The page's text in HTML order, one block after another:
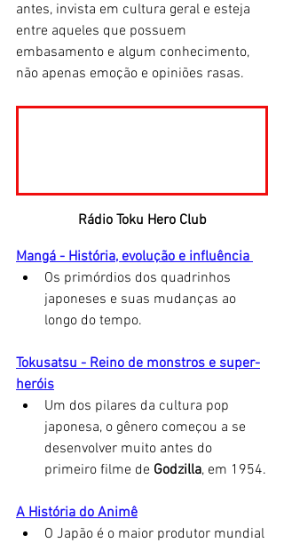
antes, invista em cultura geral e esteja
entre aqueles que possuem
embasamento e algum conhecimento,
não apenas emoção e opiniões rasas.
Rádio Toku Hero Club
Mangá - História, evolução e influência
Os primórdios dos quadrinhos
japoneses e suas mudanças ao
longo do tempo.
Tokusatsu - Reino de monstros e super-
heróis
Um dos pilares da cultura pop
japonesa, o gênero começou a se
desenvolver muito antes do
primeiro filme de Godzilla, em 1954.
A História do Animê
O Japão é o maior produtor mundial